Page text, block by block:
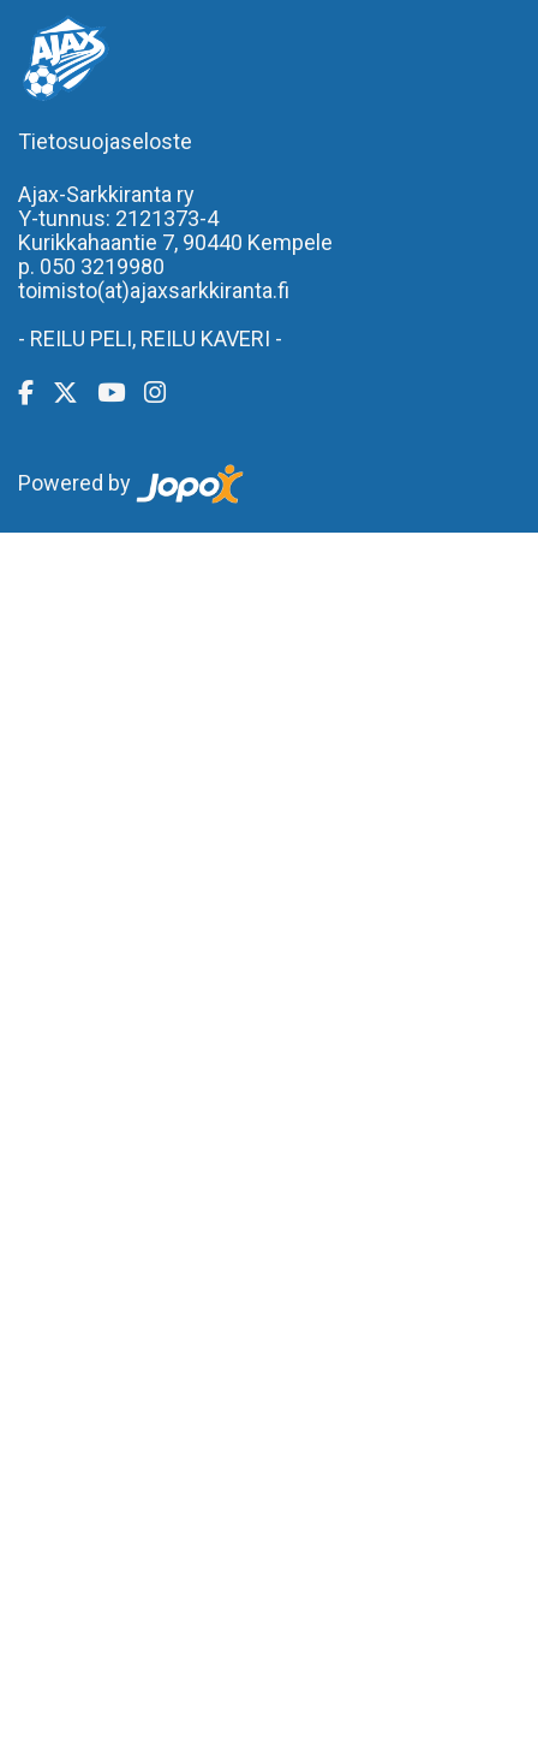
Tietosuojaseloste
Ajax-Sarkkiranta ry
Y-tunnus: 2121373-4
Kurikkahaantie 7, 90440 Kempele
p. 050 3219980
toimisto(at)ajaxsarkkiranta.fi
- REILU PELI, REILU KAVERI -
Powered by